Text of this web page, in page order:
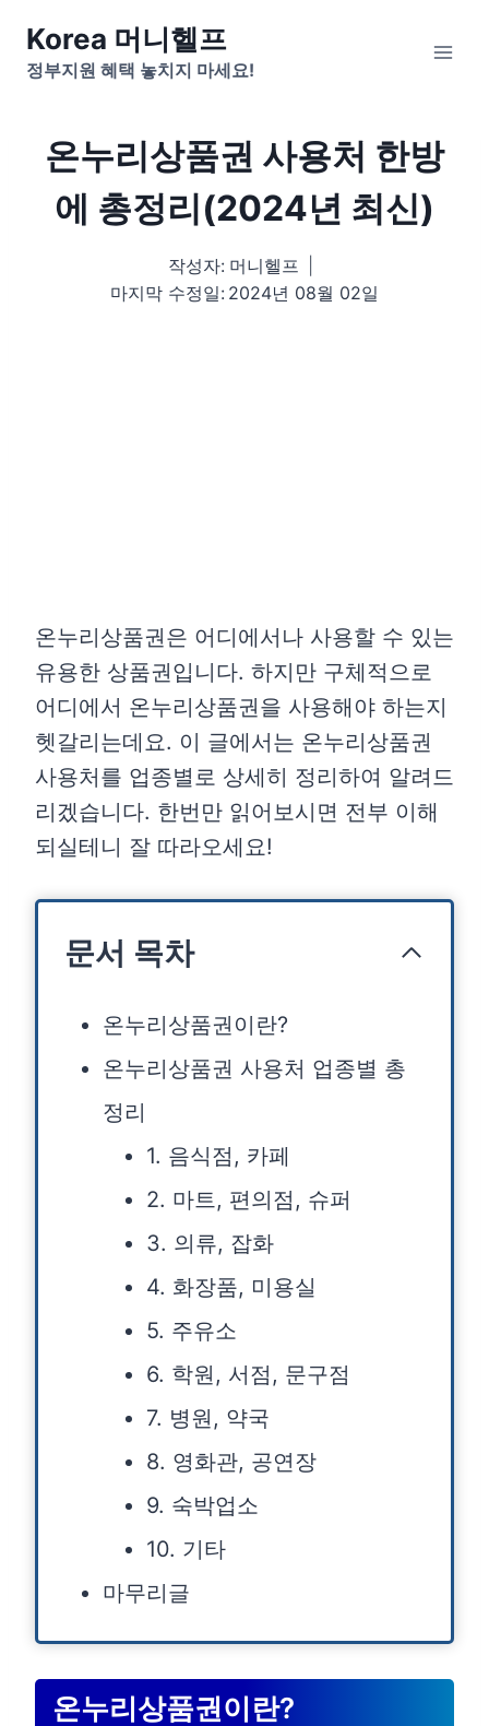
content
Korea 머니헬프
정부지원 혜택 놓치지 마세요!
온누리상품권 사용처 한방
에 총정리(2024년 최신)
작성자: 머니헬프
마지막 수정일: 2024년 08월 02일
온누리상품권은 어디에서나 사용할 수 있는
유용한 상품권입니다. 하지만 구체적으로
어디에서 온누리상품권을 사용해야 하는지
헷갈리는데요. 이 글에서는 온누리상품권
사용처를 업종별로 상세히 정리하여 알려드
리겠습니다. 한번만 읽어보시면 전부 이해
되실테니 잘 따라오세요!
문서 목차
온누리상품권이란?
온누리상품권 사용처 업종별 총
정리
1. 음식점, 카페
2. 마트, 편의점, 슈퍼
3. 의류, 잡화
4. 화장품, 미용실
5. 주유소
6. 학원, 서점, 문구점
7. 병원, 약국
8. 영화관, 공연장
9. 숙박업소
10. 기타
마무리글
온누리상품권이란?